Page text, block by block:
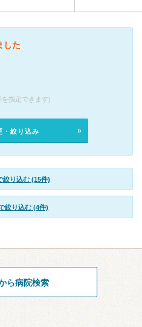
した
指定できます)
・絞り込み
絞り込む (15件)
絞り込む (4件)
ら病院検索